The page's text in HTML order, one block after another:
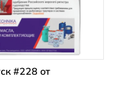
#228 от